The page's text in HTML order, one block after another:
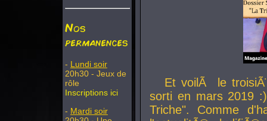
Nos
permanences
- Lundi soir
20h30 - Jeux de
rôle
Inscriptions ici
- Mardi soir
Et voilÃ le
sorti en mars 2019
Triche". Comme